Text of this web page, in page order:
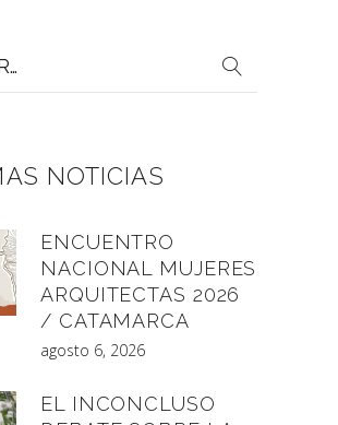
NOTICIAS
ENCUENTRO
NACIONAL MUJERES
ARQUITECTAS 2026
/ CATAMARCA
agosto 6, 2026
EL INCONCLUSO